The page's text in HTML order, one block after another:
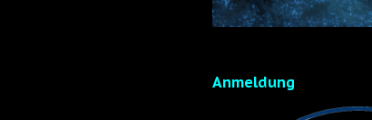
Anmeldung